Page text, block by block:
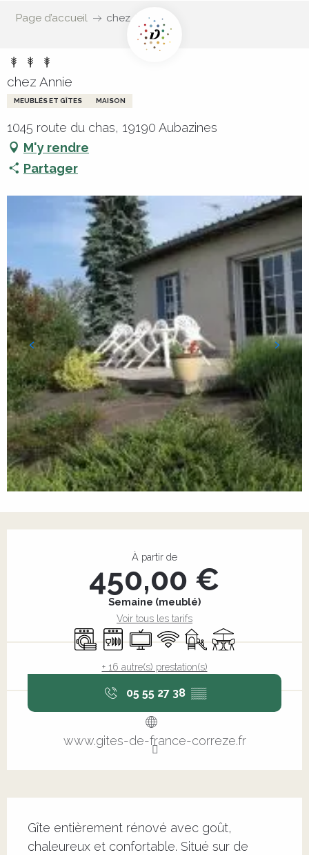
Page d’accueil chez Annie
chez Annie
MEUBLÉS ET GÎTES MAISON
1045 route du chas, 19190 Aubazines
M'y rendre
Partager
À partir de
450,00 €
Semaine (meublé)
Voir tous les tarifs
Lave lingeLave vaisselle
Télévision
WiFi Jeux pour enfants /
Terrasse
+ 16 autre(s) prestation(s)
05 55 27 38 ▒▒
www.gites-de-france-correze.fr
Gîte entièrement rénové avec goût,
chaleureux et confortable. Situé sur de